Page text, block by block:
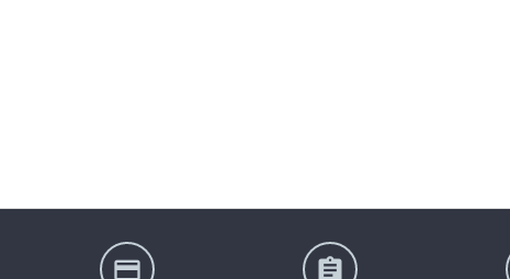
credit_card assignment